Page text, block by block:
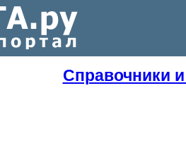
Справочники